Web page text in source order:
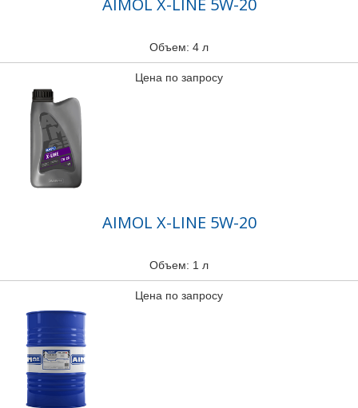
AIMOL X-LINE 5W-20
Объем: 4 л
Цена по запросу
AIMOL X-LINE 5W-20
Объем: 1 л
Цена по запросу